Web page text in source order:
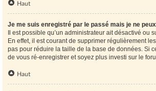
Haut
Je me suis enregistré par le passé mais je ne
Il est possible qu’un administrateur ait désactivé ou
En effet, il est courant de supprimer régulièrement
pas pour réduire la taille de la base de données. Si
de vous ré-enregistrer et soyez plus investi sur le
Haut